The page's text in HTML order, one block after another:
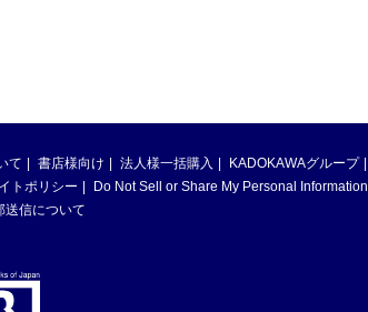
て 書店様向け 法人様一括購入
KADOKAWAグループ
トポリシー
Do Not Sell or Share My Personal Information
送信について